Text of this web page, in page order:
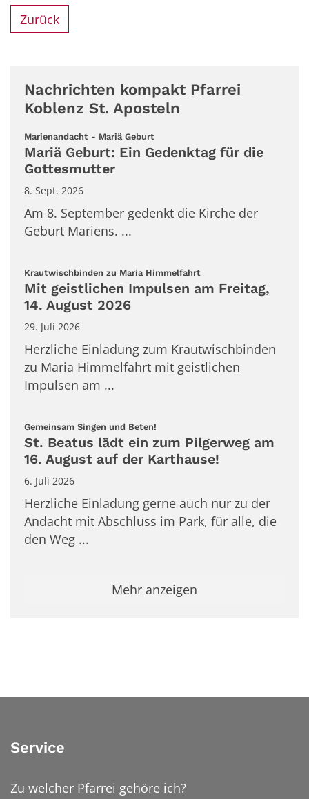
Zurück
Nachrichten kompakt Pfarrei
Koblenz St. Aposteln
Marienandacht - Mariä Geburt:
Mariä Geburt: Ein Gedenktag für die
Gottesmutter
8. Sept. 2026
Am 8. September gedenkt die Kirche der
Geburt Mariens. ...
Krautwischbinden zu Maria Himmelfahrt:
Mit geistlichen Impulsen am Freitag,
14. August 2026
29. Juli 2026
Herzliche Einladung zum Krautwischbinden
zu Maria Himmelfahrt mit geistlichen
Impulsen am ...
Gemeinsam Singen und Beten!
St. Beatus lädt ein zum Pilgerweg am
16. August auf der Karthause!
6. Juli 2026
Herzliche Einladung gerne auch nur zu der
Andacht mit Abschluss im Park, für alle, die
den Weg ...
Mehr anzeigen
Service
Zu welcher Pfarrei gehöre ich?